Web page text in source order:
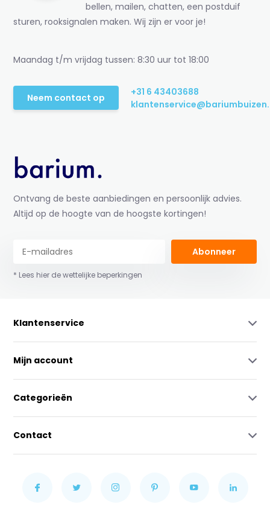
bellen, mailen, chatten, een postduif
sturen, rooksignalen maken. Wij zijn er voor je!
Maandag t/m vrijdag tussen: 8:30 uur tot 18:00
Neem contact op
+31 6 43403688
Ontvang de beste aanbiedingen en persoonlijk advies.
Altijd op de hoogte van de hoogste kortingen!
Abonneer
* Lees hier de wettelijke beperkingen
Klantenservice
Mijn account
Categorieën
Contact